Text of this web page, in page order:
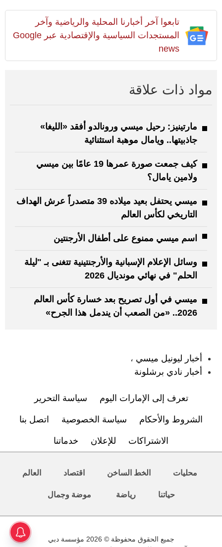
تابعوا آخر أخبارنا المحلية والرياضية وآخر
المستجدات السياسية والإقتصادية عبر Google
news
مواد ذات علاقة
مارتينيز: رحيل ميسي ورونالدو أفقد «الليغا»
جاذبيتها.. ويامال موهبة استثنائية
كيف جمعت صورة عمرها 19 عامًا بين ميسي
ولامين يامال؟
ميسي يحتفل بعيد ميلاده 39 متصدراً عرش الهداف
التاريخي لكأس العالم
اسم ميسي ممنوع على أطفال الأرجنتين
وسائل الإعلام الإسبانية والأرجنتينية تتغنى بـ "ليلة
الحلم" في نهائي مونديال 2026
ميسي في أول تصريح بعد خسارة كأس العالم
2026.. «من الصعب أن يندمل هذا الجرح»
أخبار ليونيل ميسي ،
أخبار نادي برشلونة
تعرف إلى الإمارات اليوم سياسة التحرير
الشروط والأحكام سياسة الخصوصية اتصل بنا
الاشتراكات للإعلان خدماتنا
محليات الخط الساخن اقتصاد العالم
حياتنا رياضة موضة وجمال
جميع الحقوق محفوظة © 2026 مؤسسة دبي